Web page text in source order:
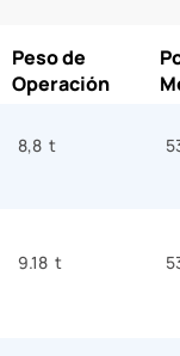
Peso de
Operación
8,8 t
9.18 t